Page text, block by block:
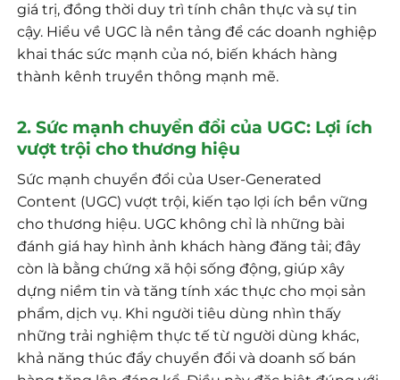
giá trị, đồng thời duy trì tính chân thực và sự tin
cậy. Hiểu về UGC là nền tảng để các doanh nghiệp
khai thác sức mạnh của nó, biến khách hàng
thành kênh truyền thông mạnh mẽ.
2. Sức mạnh chuyển đổi của UGC: Lợi ích
vượt trội cho thương hiệu
Sức mạnh chuyển đổi của User-Generated
Content (UGC) vượt trội, kiến tạo lợi ích bền vững
cho thương hiệu. UGC không chỉ là những bài
đánh giá hay hình ảnh khách hàng đăng tải; đây
còn là bằng chứng xã hội sống động, giúp xây
dựng niềm tin và tăng tính xác thực cho mọi sản
phẩm, dịch vụ. Khi người tiêu dùng nhìn thấy
những trải nghiệm thực tế từ người dùng khác,
khả năng thúc đẩy chuyển đổi và doanh số bán